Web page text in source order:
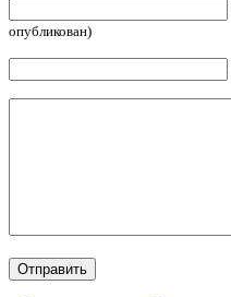
опубликован)